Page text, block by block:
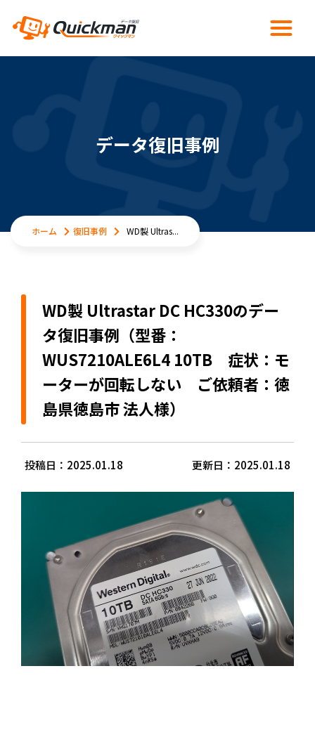
データ復旧事例
ホーム 復旧事例 WD製 Ultras...
WD製 Ultrastar DC HC330のデー
タ復旧事例（型番：
WUS7210ALE6L4 10TB 症状：モ
ーターが回転しない ご依頼者：徳
島県徳島市 法人様）
投稿日：2025.01.18 更新日：2025.01.18